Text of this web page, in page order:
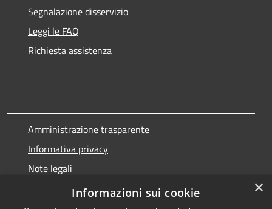
Segnalazione disservizio
Leggi le FAQ
Richiesta assistenza
Amministrazione trasparente
Informativa privacy
Note legali
Dichiarazione di accessibilità
×
Informazioni sui cookie